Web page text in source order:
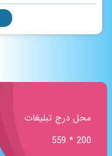
محل درج تبلیغات
200 * 559